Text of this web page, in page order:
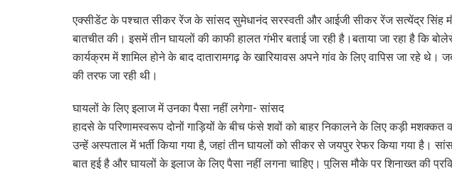
एक्सीडेंट के पश्चात सीकर रेंज के सांसद सुमेधानंद सरस्वती और आईजी सीकर रेंज सत्येंद्र सिंह
बातचीत की। इसमें तीन घायलों की काफी हालत गंभीर बताई जा रही है।बताया जा रहा है कि
कार्यक्रम में शामिल होने के बाद दातारामगढ़ के खारियावस अपने गांव के लिए वापिस जा रहे थे।
की तरफ जा रही थी।
घायलों के लिए इलाज में उनका पैसा नहीं लगेगा- सांसद
हादसे के परिणामस्वरूप दोनों गाड़ियों के बीच फंसे शवों को बाहर निकालने के लिए कड़ी मशक्कत
उन्हें अस्पताल में भर्ती किया गया है, जहां तीन घायलों को सीकर से जयपुर रेफर किया गया है।
बात हुई है और घायलों के इलाज के लिए पैसा नहीं लगना चाहिए। पुलिस मौके पर शिनाख्त की